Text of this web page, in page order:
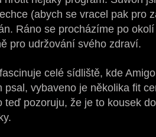
(abych se vracel pak pro
Ráno se procházíme po
pro udržování svého zdraví.
celé sídliště, kde
psal, vybaveno je několika fit
teď pozoruju, že je to kousek